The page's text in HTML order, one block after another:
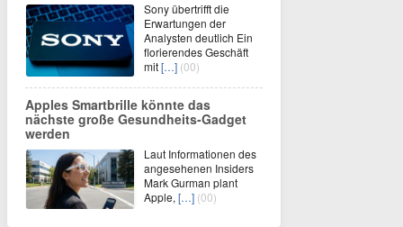
Sony übertrifft die
Erwartungen der
Analysten deutlich Ein
florierendes Geschäft
mit[…] (00)
Apples Smartbrille könnte das
nächste große Gesundheits-Gadget
werden
Laut Informationen des
angesehenen Insiders
Mark Gurman plant
Apple, […] (00)